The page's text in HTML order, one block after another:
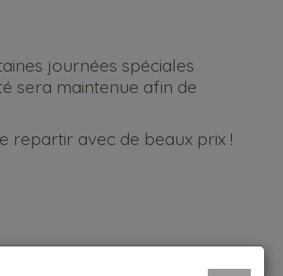
journées spéciales
sera maintenue afin de
repartir avec de beaux prix !